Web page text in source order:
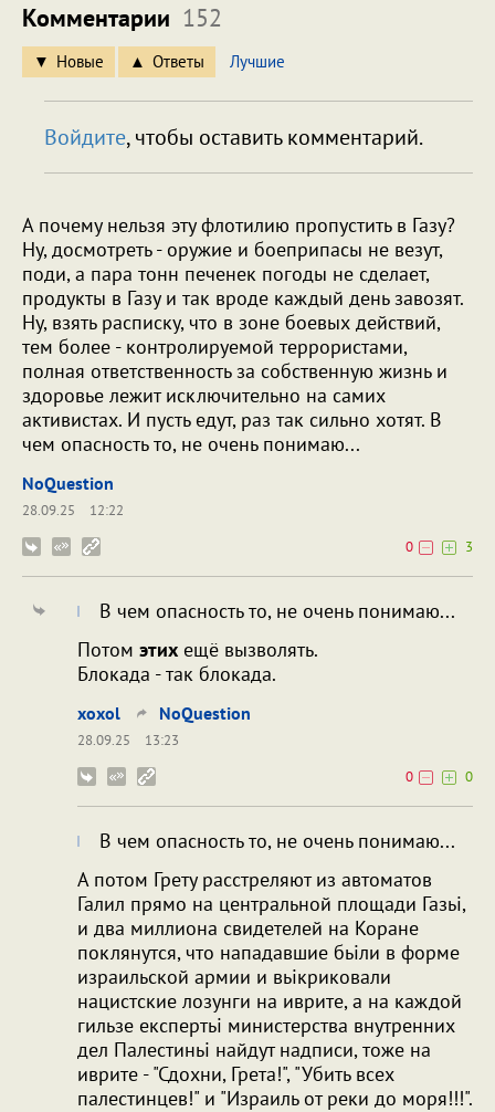
Комментарии 152
Новые Ответы Лучшие
Войдите, чтобы оставить комментарий.
А почему нельзя эту флотилию пропустить в Газу?
Ну, досмотреть - оружие и боеприпасы не везут,
поди, а пара тонн печенек погоды не сделает,
продукты в Газу и так вроде каждый день завозят.
Ну, взять расписку, что в зоне боевых действий,
тем более - контролируемой террористами,
полная ответственность за собственную жизнь и
здоровье лежит исключительно на самих
активистах. И пусть едут, раз так сильно хотят. В
чем опасность то, не очень понимаю...
NoQuestion
28.09.25
12:22
0
3
В чем опасность то, не очень понимаю...
Потом этих ещё вызволять.
Блокада - так блокада.
xoxol NoQuestion
28.09.25
13:23
0
0
В чем опасность то, не очень понимаю...
А потом Грету расстреляют из автоматов
Галил прямо на центральной площади Газьі,
и два миллиона свидетелей на Коране
поклянутся, что нападавшие бьіли в форме
израильской армии и вьікриковали
нацистские лозунги на иврите, а на каждой
гильзе експертьі министерства внутренних
дел Палестиньі найдут надписи, тоже на
иврите - "Сдохни, Грета!", "Убить всех
палестинцев!" и "Израиль от реки до моря!!!".